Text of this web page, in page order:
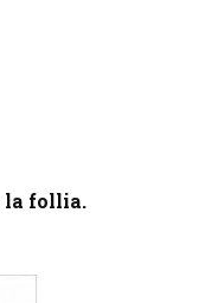
la follia.